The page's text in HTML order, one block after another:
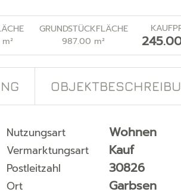
GRUNDSTÜCKFLÄCHE
987.00 m²
Nutzungsart Wohnen
Vermarktungsart Kauf
Postleitzahl 30826
Ort Garbsen